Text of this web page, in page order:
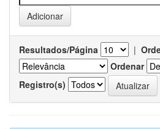
Resultados/Página |
Ordenar
Registro(s)